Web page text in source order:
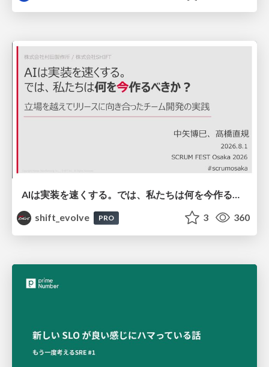
AIは実装を速くする。では、私たちは何を今作るべきか？－立場を越えてリリースに向き合ったチーム開発の実践 / 20260801 Hiromi Nakaya and Naoki Takahashi
shift_evolve
PRO 3 360